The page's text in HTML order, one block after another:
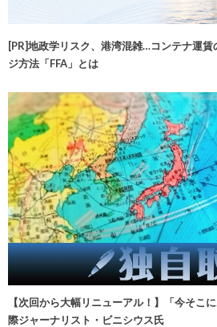
[PR]地政学リスク、港湾混雑…コンテナ運
ジ方法「FFA」とは
【次回から大幅リニューアル！】「今そ
際ジャーナリスト・ビニシウス氏